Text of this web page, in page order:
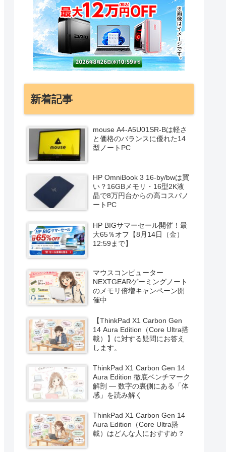
新着記事
mouse A4-A5U01SR-Bは軽さ
と価格のバランスに優れた14
型ノートPC
HP OmniBook 3 16-by/bwは買
い？16GBメモリ・16型2K液
晶で8万円台からの高コスパノ
ートPC
HP BIGサマーセール開催！最
大65％オフ【8月14日（金）
12:59まで】
マウスコンピューター
NEXTGEARゲーミングノート
のメモリ倍増キャンペーン開
催中
【ThinkPad X1 Carbon Gen
14 Aura Edition（Core Ultra搭
載）】に対する疑問にお答え
します。
ThinkPad X1 Carbon Gen 14
Aura Edition 徹底ベンチマーク
解剖 ― 数字の裏側にある「体
感」を読み解く
ThinkPad X1 Carbon Gen 14
Aura Edition（Core Ultra搭
載）はどんな人におすすめ？